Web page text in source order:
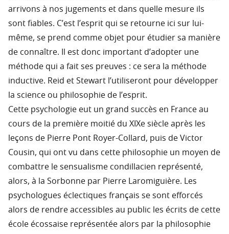
arrivons à nos jugements et dans quelle mesure ils
sont fiables. C’est l’esprit qui se retourne ici sur lui-
même, se prend comme objet pour étudier sa manière
de connaître. Il est donc important d’adopter une
méthode qui a fait ses preuves : ce sera la méthode
inductive. Reid et Stewart l’utiliseront pour développer
la science ou philosophie de l’esprit.
Cette psychologie eut un grand succès en France au
cours de la première moitié du XIXe siècle après les
leçons de Pierre Pont Royer-Collard, puis de Victor
Cousin, qui ont vu dans cette philosophie un moyen de
combattre le sensualisme condillacien représenté,
alors, à la Sorbonne par Pierre Laromiguière. Les
psychologues éclectiques français se sont efforcés
alors de rendre accessibles au public les écrits de cette
école écossaise représentée alors par la philosophie